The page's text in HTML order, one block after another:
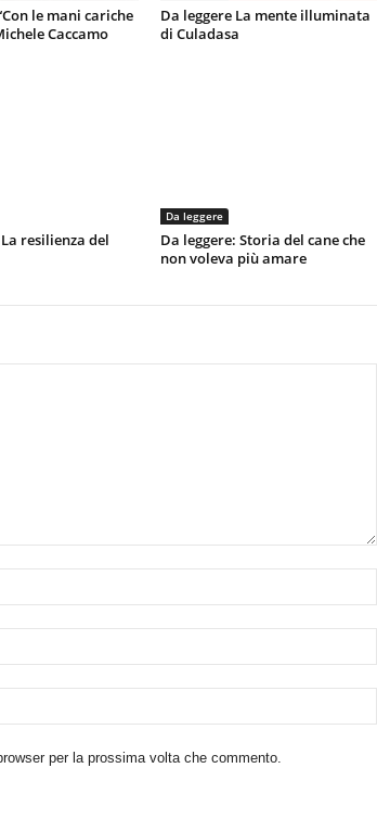
le mani cariche
Caccamo
Da leggere La mente illuminata
di Culadasa
resilienza del
Da leggere
Da leggere: Storia del cane che
non voleva più amare
per la prossima volta che commento.